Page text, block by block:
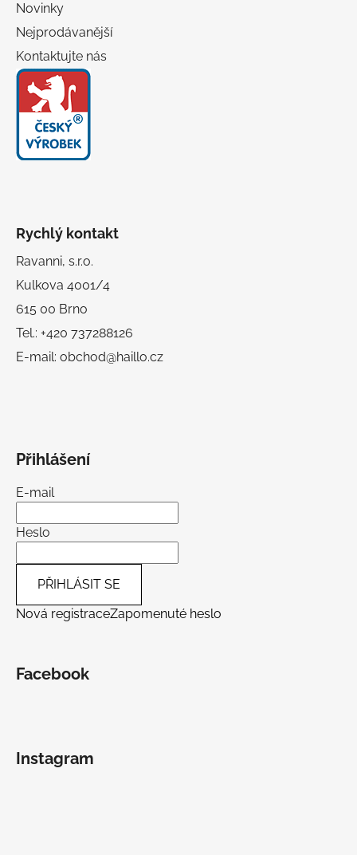
Novinky
Nejprodávanější
Kontaktujte nás
Rychlý kontakt
Ravanni, s.r.o.
Kulkova 4001/4
615 00 Brno
Tel.: +420 737288126
E-mail: obchod@haillo.cz
Přihlášení
E-mail
Heslo
PŘIHLÁSIT SE
Nová registraceZapomenuté heslo
Facebook
Instagram